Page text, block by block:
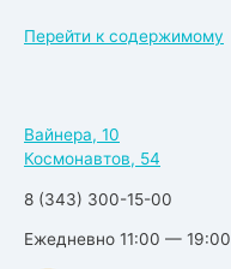
Перейти к содержимому
Вайнера, 10
Космонавтов, 54
8 (343) 300-15-00
Ежедневно 11:00 — 19:00